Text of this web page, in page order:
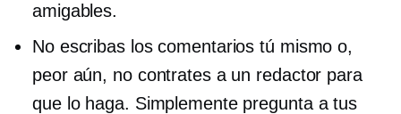
amigables.
No escribas los comentarios tú mismo o,
peor aún, no contrates a un redactor para
que lo haga. Simplemente pregunta a tus